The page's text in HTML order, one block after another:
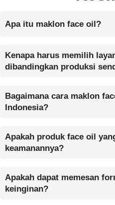
Apa itu maklon face oil?
Kenapa harus memilih
dibandingkan produksi
Bagaimana cara maklon
Indonesia?
Apakah produk face oil
keamanannya?
Apakah dapat memesan
keinginan?